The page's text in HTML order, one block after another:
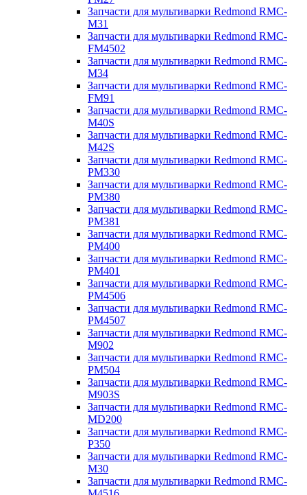
Запчасти для мультиварки Redmond RMC-
M31
Запчасти для мультиварки Redmond RMC-
FM4502
Запчасти для мультиварки Redmond RMC-
M34
Запчасти для мультиварки Redmond RMC-
FM91
Запчасти для мультиварки Redmond RMC-
M40S
Запчасти для мультиварки Redmond RMC-
M42S
Запчасти для мультиварки Redmond RMC-
PM330
Запчасти для мультиварки Redmond RMC-
PM380
Запчасти для мультиварки Redmond RMC-
PM381
Запчасти для мультиварки Redmond RMC-
PM400
Запчасти для мультиварки Redmond RMC-
PM401
Запчасти для мультиварки Redmond RMC-
PM4506
Запчасти для мультиварки Redmond RMC-
PM4507
Запчасти для мультиварки Redmond RMC-
M902
Запчасти для мультиварки Redmond RMC-
PM504
Запчасти для мультиварки Redmond RMC-
M903S
Запчасти для мультиварки Redmond RMC-
MD200
Запчасти для мультиварки Redmond RMC-
P350
Запчасти для мультиварки Redmond RMC-
M30
Запчасти для мультиварки Redmond RMC-